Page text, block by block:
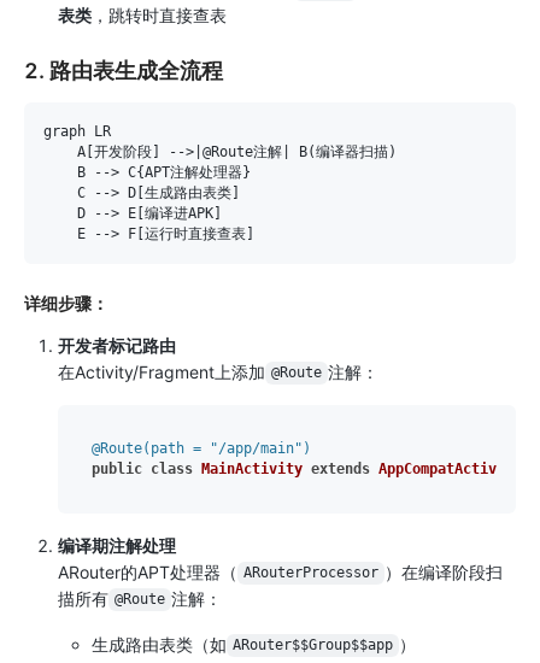
表类 ，跳转时直接查表
2. 路由表生成全流程
graph LR
    A[开发阶段] -->|@Route注解| B(编译器扫描)
    B --> C{APT注解处理器}
    C --> D[生成路由表类]
    D --> E[编译进APK]
详细步骤：
开发者标记路由
在Activity/Fragment上添加 @Route 注解：
@Route(path = "/app/main")
public class MainActivity extends AppCompatActivity
编译期注解处理
ARouter的APT处理器（ ARouterProcessor ）在编译阶段扫
描所有 @Route 注解：
生成路由表类（如 ARouter$$Group$$app ）